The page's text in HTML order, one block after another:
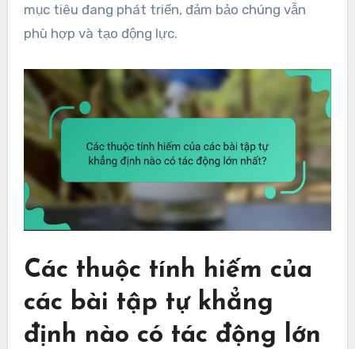
mục tiêu đang phát triển, đảm bảo chúng vẫn
phù hợp và tạo động lực.
Các thuộc tính hiếm của
các bài tập tự khẳng
định nào có tác động lớn